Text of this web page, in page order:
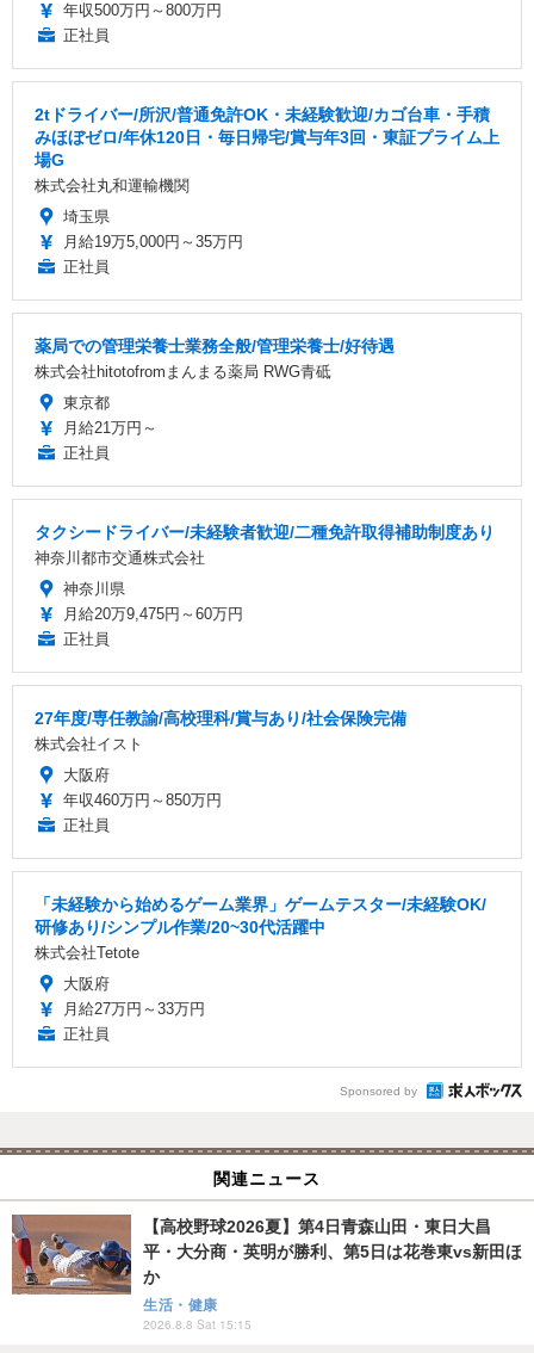
年収500万円～800万円
正社員
2tドライバー/所沢/普通免許OK・未経験歓迎/カゴ台車・手積
みほぼゼロ/年休120日・毎日帰宅/賞与年3回・東証プライム上
場G
株式会社丸和運輸機関
埼玉県
月給19万5,000円～35万円
正社員
薬局での管理栄養士業務全般/管理栄養士/好待遇
株式会社hitotofromまんまる薬局 RWG青砥
東京都
月給21万円～
正社員
タクシードライバー/未経験者歓迎/二種免許取得補助制度あり
神奈川都市交通株式会社
神奈川県
月給20万9,475円～60万円
正社員
27年度/専任教諭/高校理科/賞与あり/社会保険完備
株式会社イスト
大阪府
年収460万円～850万円
正社員
「未経験から始めるゲーム業界」ゲームテスター/未経験OK/
研修あり/シンプル作業/20~30代活躍中
株式会社Tetote
大阪府
月給27万円～33万円
正社員
Sponsored by
関連ニュース
【高校野球2026夏】第4日青森山田・東日大昌
平・大分商・英明が勝利、第5日は花巻東vs新田ほ
か
生活・健康
2026.8.8 Sat 15:15